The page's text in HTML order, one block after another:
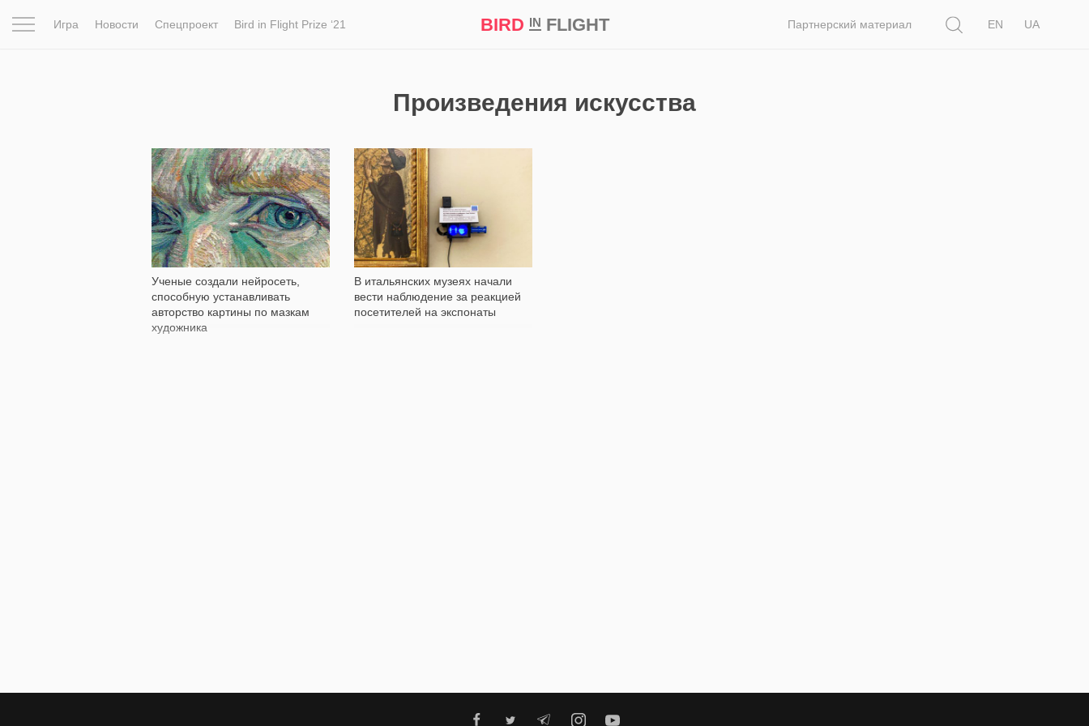
Игра Новости Спецпроект Bird in Flight Prize ‘21 BIRD INFLIGHT Партнерский материал
EN
UA
Произведения искусства
Ученые создали нейросеть,
способную устанавливать
авторство картины по мазкам
художника
423
В итальянских музеях начали
вести наблюдение за реакцией
посетителей на экспонаты
324